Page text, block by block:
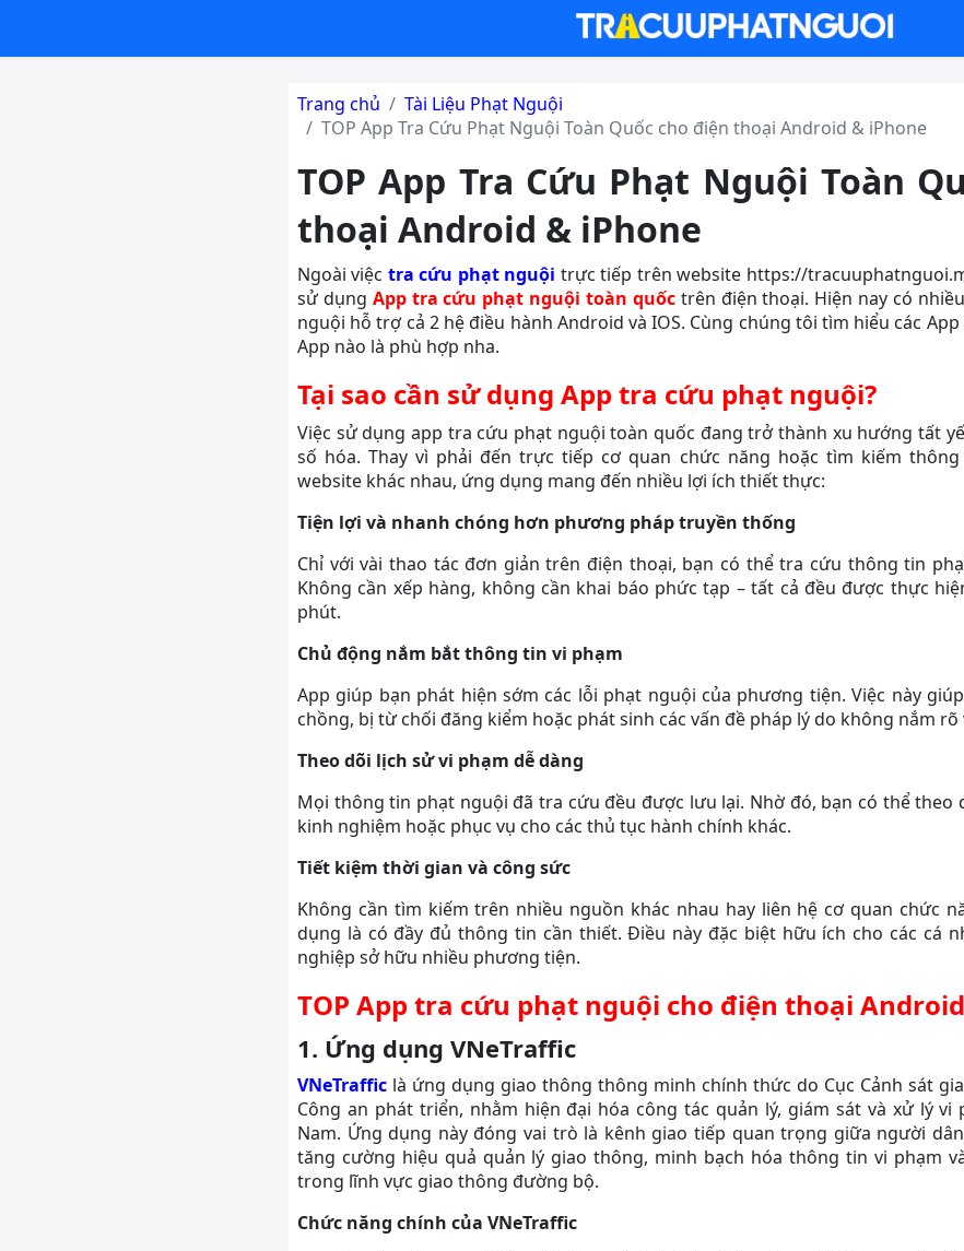
Trang chủ
Tài Liệu Phạt Nguội
TOP App Tra Cứu Phạt Nguội Toàn Quốc cho điện thoại Android & iPhone
TOP App Tra Cứu Phạt Nguội Toàn
thoại Android & iPhone
Ngoài việc tra cứu phạt nguội trực tiếp trên website https://
sử dụng App tra cứu phạt nguội toàn quốctrên điện thoại. Hiện nay có
nguội hỗ trợ cả 2 hệ điều hành Android và IOS. Cùng chúng tôi tìm hiểu các
App nào là phù hợp nha.
Tại sao cần sử dụng App tra cứu phạt nguội?
Việc sử dụng app tra cứu phạt nguội toàn quốc đang trở thành xu hướng tất
số hóa. Thay vì phải đến trực tiếp cơ quan chức năng hoặc tìm kiếm
website khác nhau, ứng dụng mang đến nhiều lợi ích thiết thực:
Tiện lợi và nhanh chóng hơn phương pháp truyền thống
Chỉ với vài thao tác đơn giản trên điện thoại, bạn có thể tra cứu thông tin
Không cần xếp hàng, không cần khai báo phức tạp – tất cả đều được thực
phút.
Chủ động nắm bắt thông tin vi phạm
App giúp bạn phát hiện sớm các lỗi phạt nguội của phương tiện. Việc này
chồng, bị từ chối đăng kiểm hoặc phát sinh các vấn đề pháp lý do không nắm rõ
Theo dõi lịch sử vi phạm dễ dàng
Mọi thông tin phạt nguội đã tra cứu đều được lưu lại. Nhờ đó, bạn có thể theo
kinh nghiệm hoặc phục vụ cho các thủ tục hành chính khác.
Tiết kiệm thời gian và công sức
Không cần tìm kiếm trên nhiều nguồn khác nhau hay liên hệ cơ quan chức
dụng là có đầy đủ thông tin cần thiết. Điều này đặc biệt hữu ích cho các cá
nghiệp sở hữu nhiều phương tiện.
TOP App tra cứu phạt nguội cho điện thoại
1. Ứng dụng VNeTraffic
VNeTraffic là ứng dụng giao thông thông minh chính thức do Cục Cảnh sát
Công an phát triển, nhằm hiện đại hóa công tác quản lý, giám sát và xử lý
Nam. Ứng dụng này đóng vai trò là kênh giao tiếp quan trọng giữa người
tăng cường hiệu quả quản lý giao thông, minh bạch hóa thông tin vi phạm
trong lĩnh vực giao thông đường bộ.
Chức năng chính của VNeTraffic